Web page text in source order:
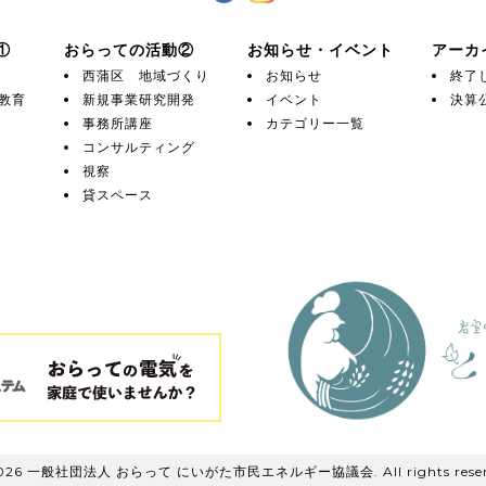
育
おらっての活動②
西蒲区 地域づくり
新規事業研究開発
事務所講座
コンサルティング
視察
貸スペース
お知らせ・イベント
お知らせ
イベント
カテゴリー一覧
アーカ
終了
決算
一般社団法人 おらって にいがた市民エネルギー協議会. All rights